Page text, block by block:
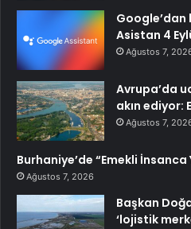
Asistan 4
Ağustos 7,
Avrupa’da
akın ediyor:
Ağustos 7,
Burhaniye’de “Emekli
Ağustos 7, 2026
Başkan
‘lojistik